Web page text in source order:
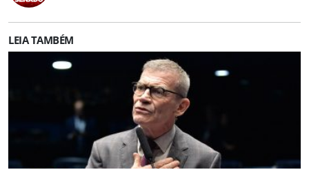
LEIA TAMBÉM